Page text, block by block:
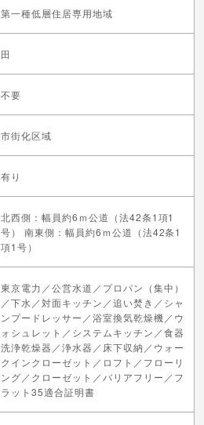
第一種低層住居専用地域
田
不要
市街化区域
有り
北西側：幅員約6ｍ公道（法42条1項1
号） 南東側：幅員約6ｍ公道（法42条1
項1号）
東京電力／公営水道／プロパン（集中）
／下水／対面キッチン／追い焚き／シャ
ンプードレッサー／浴室換気乾燥機／ウ
ォシュレット／システムキッチン／食器
洗浄乾燥器／浄水器／床下収納／ウォー
クインクローゼット／ロフト／フローリ
ング／クローゼット／バリアフリー／フ
ラット35適合証明書